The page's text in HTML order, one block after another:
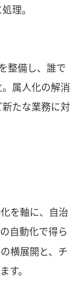
理。
整備し、誰で
属人化の解消
たな業務に対
を軸に、自治
自動化で得ら
横展開と、チ
す。